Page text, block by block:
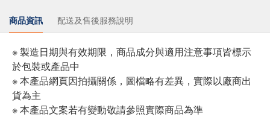
商品資訊 配送及售後服務說明
※ 製造日期與有效期限，商品成分與適用注意事項皆標示
於包裝或產品中
※ 本產品網頁因拍攝關係，圖檔略有差異，實際以廠商出
貨為主
※ 本產品文案若有變動敬請參照實際商品為準